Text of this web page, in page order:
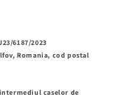
6187/2023
Romania, cod postal
caselor de